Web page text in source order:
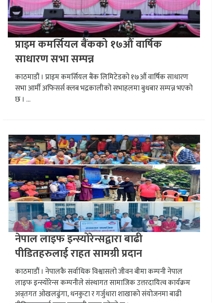
प्राइम कमर्सियल बैंकको १७औं वार्षिक
साधारण सभा सम्पन्न
काठमाडौं । प्राइम कमर्सियल बैंक लिमिटेडको १७औं वार्षिक साधारण
सभा आर्मी अफिसर्स क्लब भद्रकालीको सभाहलमा बुधबार सम्पन्न भएको
छ । ...
नेपाल लाइफ इन्स्योरेन्सद्वारा बाढी
पीडितहरुलाई राहत सामग्री प्रदान
काठमाडौं । नेपालकै सर्वाधिक विश्वासलो जीवन बीमा कम्पनी नेपाल
लाइफ इन्स्योरेन्स कम्पनीले संस्थागत सामाजिक उत्तरदायित्व कार्यक्रम
अन्र्तगत ओखलढुंगा, धनकुटा र गर्जुधारा शाखाको संयोजनमा बाढी